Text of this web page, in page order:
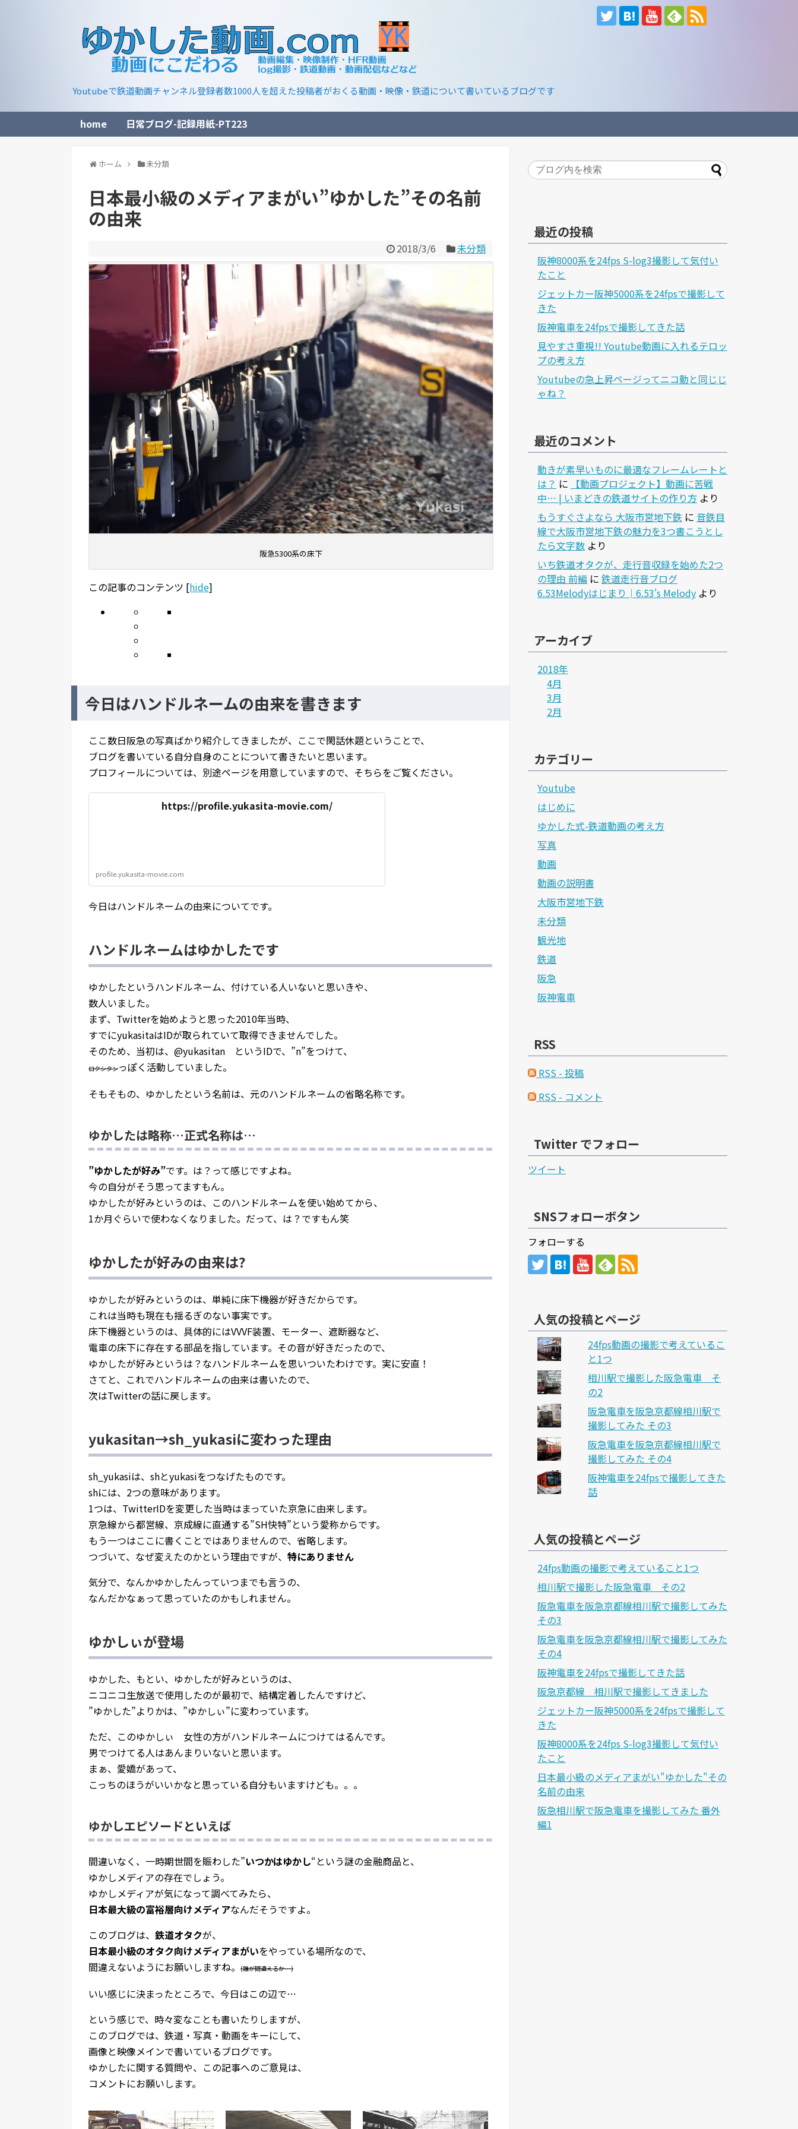
Youtubeで鉄道動画チャンネル登録者数1000人を超えた投稿者がおくる動画・映像・鉄道について書いているブログです
home 日常ブログ-記録用紙-PT223
ホーム 未分類
日本最小級のメディアまがい”ゆかした”その名前
の由来
2018/3/6 未分類
阪急5300系の床下
この記事のコンテンツ [hide]
今日はハンドルネームの由来を書きます
ここ数日阪急の写真ばかり紹介してきましたが、ここで閑話休題ということで、
ブログを書いている自分自身のことについて書きたいと思います。
プロフィールについては、別途ページを用意していますので、そちらをご覧ください。
https://profile.yukasita-movie.com/
profile.yukasita-movie.com
今日はハンドルネームの由来についてです。
ハンドルネームはゆかしたです
ゆかしたというハンドルネーム、付けている人いないと思いきや、
数人いました。
まず、Twitterを始めようと思った2010年当時、
すでにyukasitaはIDが取られていて取得できませんでした。
そのため、当初は、@yukasitan というIDで、”n”をつけて、
ロクシタンっぽく活動していました。
そもそもの、ゆかしたという名前は、元のハンドルネームの省略名称です。
ゆかしたは略称…正式名称は…
”ゆかしたが好み”です。は？って感じですよね。
今の自分がそう思ってますもん。
ゆかしたが好みというのは、このハンドルネームを使い始めてから、
1か月ぐらいで使わなくなりました。だって、は？ですもん笑
ゆかしたが好みの由来は?
ゆかしたが好みというのは、単純に床下機器が好きだからです。
これは当時も現在も揺るぎのない事実です。
床下機器というのは、具体的にはVVVF装置、モーター、遮断器など、
電車の床下に存在する部品を指しています。その音が好きだったので、
ゆかしたが好みというは？なハンドルネームを思いついたわけです。実に安直！
さてと、これでハンドルネームの由来は書いたので、
次はTwitterの話に戻します。
yukasitan→sh_yukasiに変わった理由
sh_yukasiは、shとyukasiをつなげたものです。
shには、2つの意味があります。
1つは、TwitterIDを変更した当時はまっていた京急に由来します。
京急線から都営線、京成線に直通する”SH快特”という愛称からです。
もう一つはここに書くことではありませんので、省略します。
つづいて、なぜ変えたのかという理由ですが、 特にありません
気分で、なんかゆかしたんっていつまでも言うの、
なんだかなぁって思っていたのかもしれません。
ゆかしぃが登場
ゆかした、もとい、ゆかしたが好みというのは、
ニコニコ生放送で使用したのが最初で、結構定着したんですけど、
”ゆかした”よりかは、”ゆかしぃ”に変わっています。
ただ、このゆかしぃ 女性の方がハンドルネームにつけてはるんです。
男でつけてる人はあんまりいないと思います。
まぁ、愛嬌があって、
こっちのほうがいいかなと思っている自分もいますけども。。。
ゆかしエピソードといえば
間違いなく、一時期世間を賑わした”いつかはゆかし“という謎の金融商品と、
ゆかしメディアの存在でしょう。
ゆかしメディアが気になって調べてみたら、
日本最大級の富裕層向けメディアなんだそうですよ。
このブログは、 鉄道オタクが、
日本最小級のオタク向けメディアまがいをやっている場所なので、
間違えないようにお願いしますね。
(誰が間違えるか…)
いい感じに決まったところで、今日はこの辺で…
という感じで、時々変なことも書いたりしますが、
このブログでは、鉄道・写真・動画をキーにして、
画像と映像メインで書いているブログです。
ゆかしたに関する質問や、この記事へのご意見は、
コメントにお願いします。
最近の投稿
阪神8000系を24fps S-log3撮影して気付い
たこと
ジェットカー阪神5000系を24fpsで撮影して
きた
阪神電車を24fpsで撮影してきた話
見やすさ重視!! Youtube動画に入れるテロッ
プの考え方
Youtubeの急上昇ページってニコ動と同じじ
ゃね？
最近のコメント
動きが素早いものに最適なフレームレートと
は？ に
【動画プロジェクト】動画に苦戦
中… | いまどきの鉄道サイトの作り方 より
もうすぐさよなら 大阪市営地下鉄 に 音鉄目
線で大阪市営地下鉄の魅力を3つ書こうとし
たら文字数 より
いち鉄道オタクが、走行音収録を始めた2つ
の理由 前編 に 鉄道走行音ブログ
6.53Melodyはじまり│6.53's Melody より
アーカイブ
2018年
4月
3月
2月
カテゴリー
Youtube
はじめに
ゆかした式-鉄道動画の考え方
写真
動画
動画の説明書
大阪市営地下鉄
未分類
観光地
鉄道
阪急
阪神電車
RSS
RSS - 投稿
RSS - コメント
Twitter でフォロー
ツイート
SNSフォローボタン
フォローする
人気の投稿とページ
24fps動画の撮影で考えているこ
と1つ
相川駅で撮影した阪急電車 そ
の2
阪急電車を阪急京都線相川駅で
撮影してみた その3
阪急電車を阪急京都線相川駅で
撮影してみた その4
阪神電車を24fpsで撮影してきた
話
人気の投稿とページ
24fps動画の撮影で考えていること1つ
相川駅で撮影した阪急電車 その2
阪急電車を阪急京都線相川駅で撮影してみた
その3
阪急電車を阪急京都線相川駅で撮影してみた
その4
阪神電車を24fpsで撮影してきた話
阪急京都線 相川駅で撮影してきました
ジェットカー阪神5000系を24fpsで撮影して
きた
阪神8000系を24fps S-log3撮影して気付い
たこと
日本最小級のメディアまがい"ゆかした"その
名前の由来
阪急相川駅で阪急電車を撮影してみた 番外
編1